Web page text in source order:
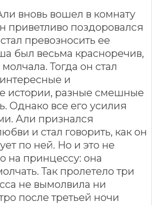
вновь вошел в комнату
приветливо поздоровался
превозносить ее
был весьма красноречив,
Тогда он стал
и
истории, разные смешные
Однако все его усилия
Али признался
и стал говорить, как он
по ней. Но и это не
на принцессу: она
Так пролетело три
не вымолвила ни
после третьей ночи